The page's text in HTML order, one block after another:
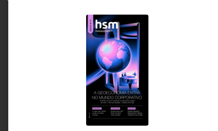
rapidamente a diferentes realidades sem
comprometer resultados.
Átila Persici Filho - CINO,
professor de MBA e Pós-
Tech na FIAP e Conselheiro
12 MINUTOS MIN DE LEITURA